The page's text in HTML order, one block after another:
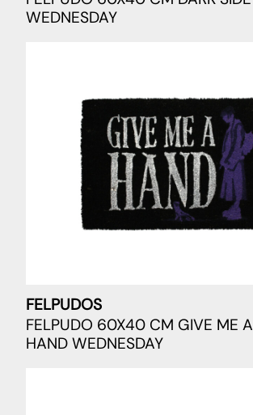
WEDNESDAY
FELPUDOS
FELPUDO 60X40 CM GIVE ME A
HAND WEDNESDAY